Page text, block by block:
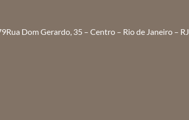
Rua Dom Gerardo, 35 – Centro – Rio de Janeiro – RJ